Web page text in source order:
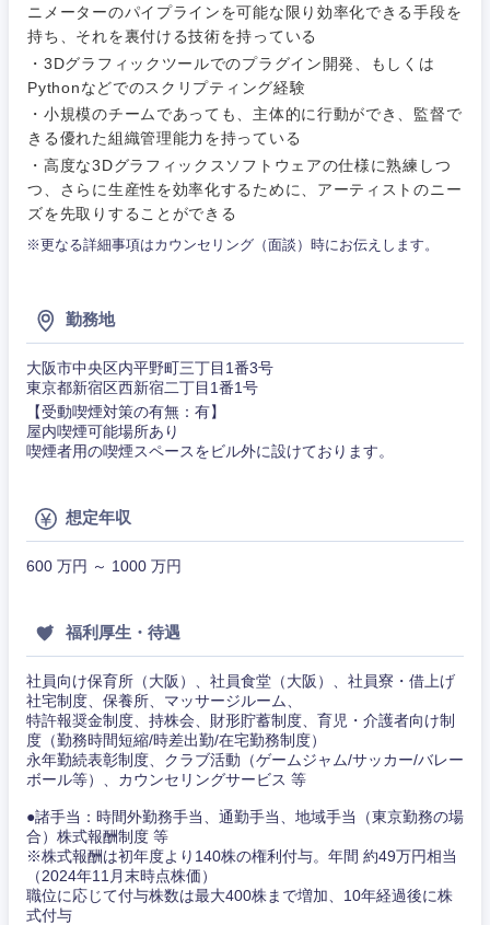
ニメーターのパイプラインを可能な限り効率化できる手段を
持ち、それを裏付ける技術を持っている
・3Dグラフィックツールでのプラグイン開発、もしくは
Pythonなどでのスクリプティング経験
・小規模のチームであっても、主体的に行動ができ、監督で
きる優れた組織管理能力を持っている
・高度な3Dグラフィックスソフトウェアの仕様に熟練しつ
つ、さらに生産性を効率化するために、アーティストのニー
ズを先取りすることができる
※更なる詳細事項はカウンセリング（面談）時にお伝えします。
勤務地
大阪市中央区内平野町三丁目1番3号
東京都新宿区西新宿二丁目1番1号
【受動喫煙対策の有無：有】
屋内喫煙可能場所あり
喫煙者用の喫煙スペースをビル外に設けております。
想定年収
600 万円 ～ 1000 万円
福利厚生・待遇
社員向け保育所（大阪）、社員食堂（大阪）、社員寮・借上げ
社宅制度、保養所、マッサージルーム、
特許報奨金制度、持株会、財形貯蓄制度、育児・介護者向け制
度（勤務時間短縮/時差出勤/在宅勤務制度）
永年勤続表彰制度、クラブ活動（ゲームジャム/サッカー/バレー
ボール等）、カウンセリングサービス 等
●諸手当：時間外勤務手当、通勤手当、地域手当（東京勤務の場
合）株式報酬制度 等
※株式報酬は初年度より140株の権利付与。年間 約49万円相当
（2024年11月末時点株価）
職位に応じて付与株数は最大400株まで増加、10年経過後に株
式付与
コンサル
タント
専門職
技術職
（IT）、
Webサー
作、ゲー
技術職
（モノづ
くり）
金融専門
職
ル
不動産専
事務職
その他
技術職（IT）、Webサービス・制作、ゲーム
技術職（モノづくり）
金融専門職
メディカル
建設・施工管理
事務職
その他
倉庫・運輸・物流
小売・通販・外食
IT・通信
広告・宣伝・印刷
マスメディア
法律・特許事務所・監査法人
人材・アウトソーシング
サービス
その他
茨城県
転勤なし 海外勤務あり
フルリモート
年間休日120日以
上
完全週休2日制 社宅・家賃補助有